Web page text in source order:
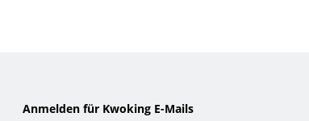
Anmelden für Kwoking E-Mails